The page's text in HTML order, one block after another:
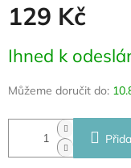
129 Kč
cena:
Ihned k
Můžeme doručit do: